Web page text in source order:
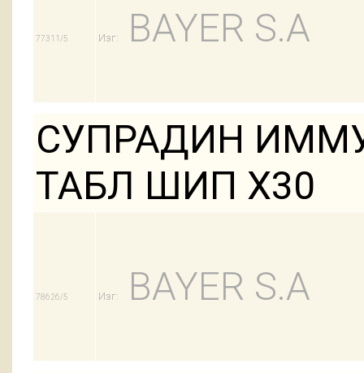
77311/5 Изг: BAYER S.A
СУПРАДИН
ТАБЛ ШИП Х30
78626/5 Изг: BAYER S.A